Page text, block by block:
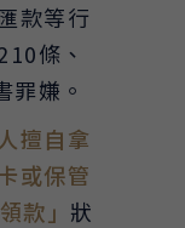
款等行
條、
罪嫌。
擅自拿
或保管
款」 狀